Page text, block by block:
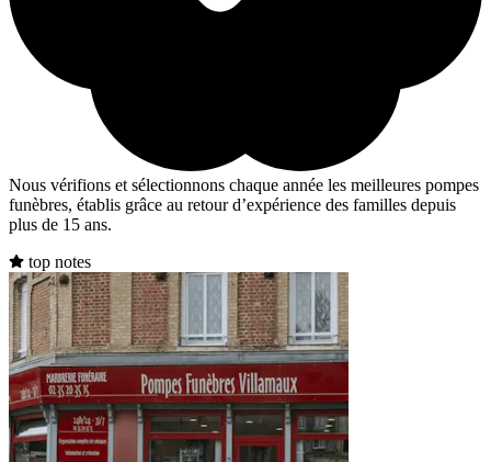
Nous vérifions et sélectionnons chaque année les meilleures pompes
funèbres, établis grâce au retour d’expérience des familles depuis
plus de 15 ans.
top notes